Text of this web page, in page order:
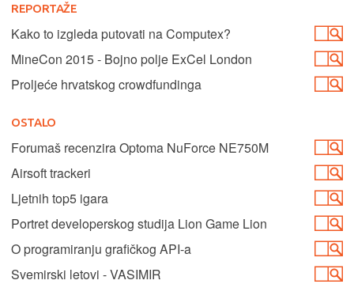
REPORTAŽE
Kako to izgleda putovati na Computex?
MineCon 2015 - Bojno polje ExCel London
Proljeće hrvatskog crowdfundinga
OSTALO
Forumaš recenzira Optoma NuForce NE750M
Airsoft trackeri
Ljetnih top5 igara
Portret developerskog studija Lion Game Lion
O programiranju grafičkog API-a
Svemirski letovi - VASIMIR